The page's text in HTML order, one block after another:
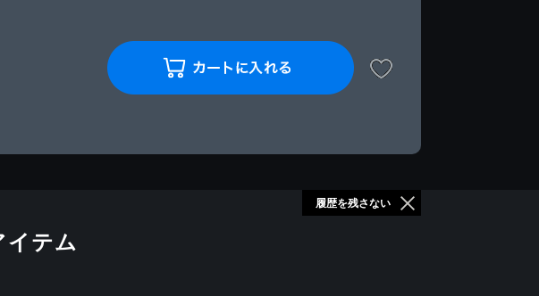
イテム
履歴を残さない